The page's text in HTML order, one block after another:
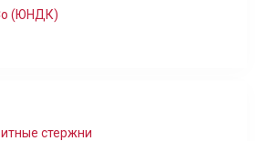
(ЮНДК)
стержни